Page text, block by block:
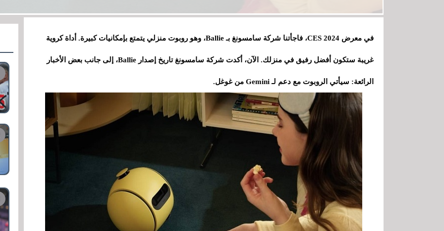
في معرض CES 2024، فاجأتنا شركة سامسونغ بـ Ballie، وهو روبوت منزلي يتمتع بإمكانيات كبيرة. أداة كروية
غريبة ستكون أفضل رفيق في منزلك. الآن، أكدت شركة سامسونغ تاريخ إصدار Ballie، إلى جانب بعض الأخبار
الرائعة: سيأتي الروبوت مع دعم لـ Gemini من غوغل.